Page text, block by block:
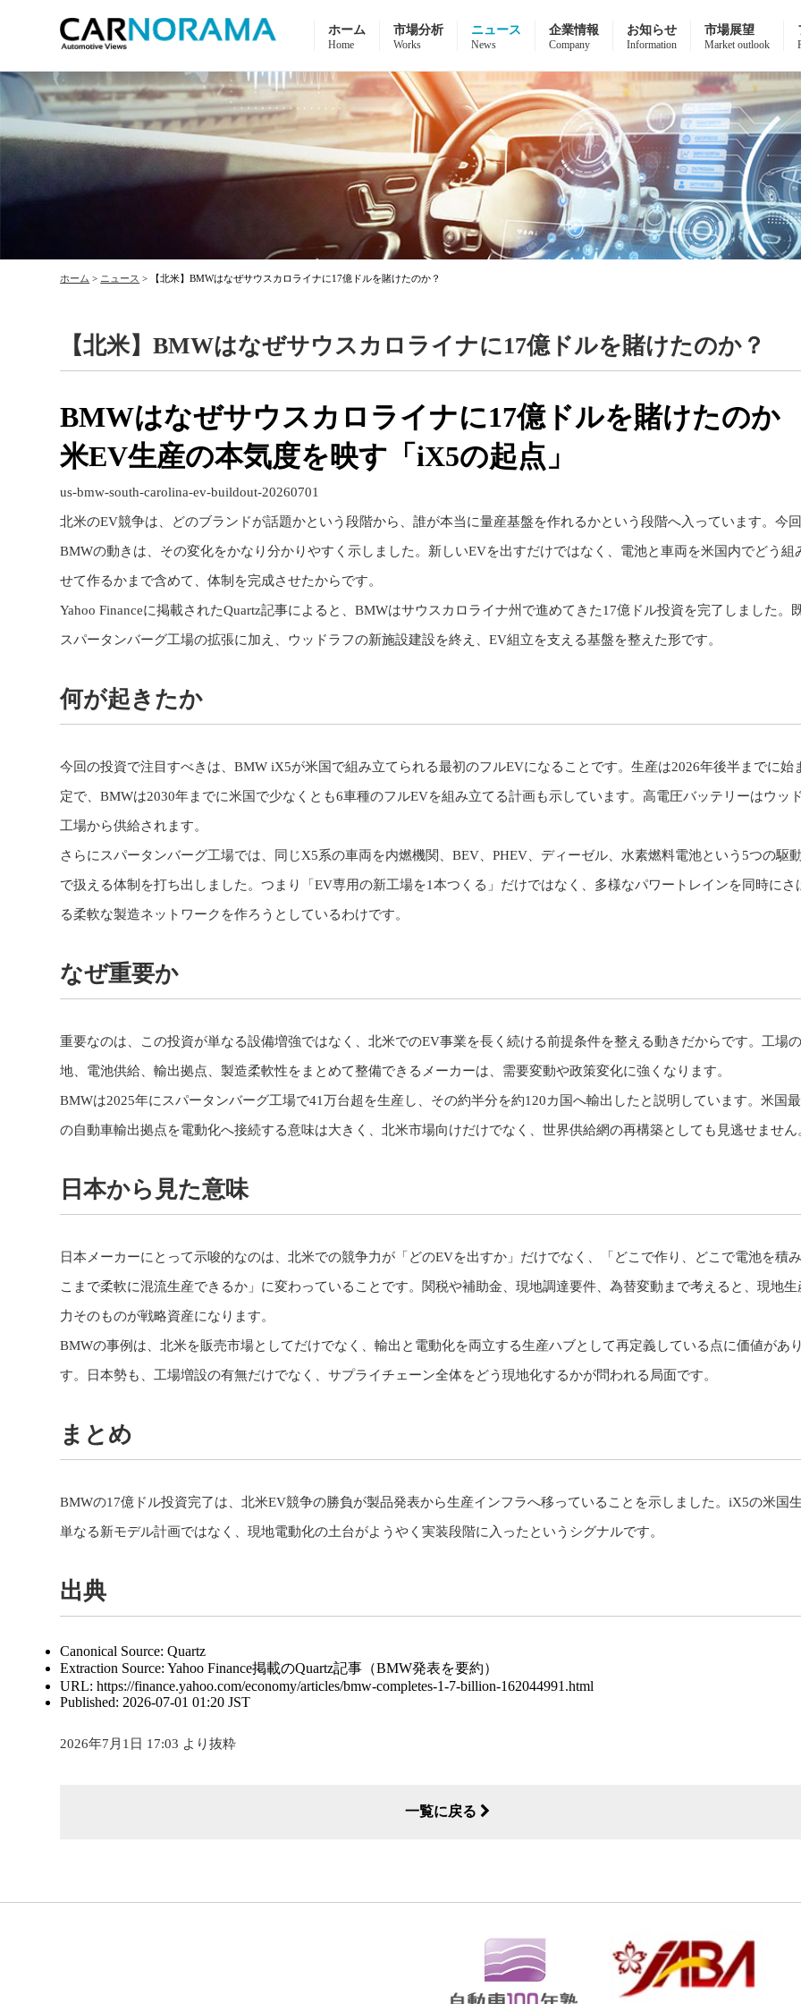
ホーム
Home
市場分析
Works
ニュース
News
企業情報
Company
お知らせ
Information
市場展望
Market outlook
ホーム > ニュース > 【北米】BMWはなぜサウスカロライナに17億ドルを賭けたのか？
【北米】BMWはなぜサウスカロライナに17億ドルを賭けたのか？
BMWはなぜサウスカロライナに17億ドルを賭けたのか
米EV生産の本気度を映す「iX5の起点」
us-bmw-south-carolina-ev-buildout-20260701
北米のEV競争は、どのブランドが話題かという段階から、誰が本当に量産基盤を作れるかという段階へ入っています。今
BMWの動きは、その変化をかなり分かりやすく示しました。新しいEVを出すだけではなく、電池と車両を米国内でどう組
せて作るかまで含めて、体制を完成させたからです。
Yahoo Financeに掲載されたQuartz記事によると、BMWはサウスカロライナ州で進めてきた17億ドル投資を完了しました。
スパータンバーグ工場の拡張に加え、ウッドラフの新施設建設を終え、EV組立を支える基盤を整えた形です。
何が起きたか
今回の投資で注目すべきは、BMW iX5が米国で組み立てられる最初のフルEVになることです。生産は2026年後半までに始
定で、BMWは2030年までに米国で少なくとも6車種のフルEVを組み立てる計画も示しています。高電圧バッテリーはウッ
工場から供給されます。
さらにスパータンバーグ工場では、同じX5系の車両を内燃機関、BEV、PHEV、ディーゼル、水素燃料電池という5つの駆
で扱える体制を打ち出しました。つまり「EV専用の新工場を1本つくる」だけではなく、多様なパワートレインを同時にさ
る柔軟な製造ネットワークを作ろうとしているわけです。
なぜ重要か
重要なのは、この投資が単なる設備増強ではなく、北米でのEV事業を長く続ける前提条件を整える動きだからです。工場
地、電池供給、輸出拠点、製造柔軟性をまとめて整備できるメーカーは、需要変動や政策変化に強くなります。
BMWは2025年にスパータンバーグ工場で41万台超を生産し、その約半分を約120カ国へ輸出したと説明しています。米国
の自動車輸出拠点を電動化へ接続する意味は大きく、北米市場向けだけでなく、世界供給網の再構築としても見逃せません
日本から見た意味
日本メーカーにとって示唆的なのは、北米での競争力が「どのEVを出すか」だけでなく、「どこで作り、どこで電池を積
こまで柔軟に混流生産できるか」に変わっていることです。関税や補助金、現地調達要件、為替変動まで考えると、現地生
力そのものが戦略資産になります。
BMWの事例は、北米を販売市場としてだけでなく、輸出と電動化を両立する生産ハブとして再定義している点に価値があ
す。日本勢も、工場増設の有無だけでなく、サプライチェーン全体をどう現地化するかが問われる局面です。
まとめ
BMWの17億ドル投資完了は、北米EV競争の勝負が製品発表から生産インフラへ移っていることを示しました。iX5の米国
単なる新モデル計画ではなく、現地電動化の土台がようやく実装段階に入ったというシグナルです。
出典
Canonical Source: Quartz
Extraction Source: Yahoo Finance掲載のQuartz記事（BMW発表を要約）
URL: https://finance.yahoo.com/economy/articles/bmw-completes-1-7-billion-162044991.html
Published: 2026-07-01 01:20 JST
2026年7月1日 17:03 より抜粋
一覧に戻る